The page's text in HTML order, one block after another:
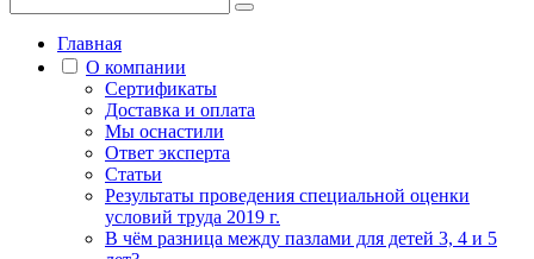
Главная
О компании
Сертификаты
Доставка и оплата
Мы оснастили
Ответ эксперта
Статьи
Результаты проведения специальной оценки
условий труда 2019 г.
В чём разница между пазлами для детей 3, 4 и 5